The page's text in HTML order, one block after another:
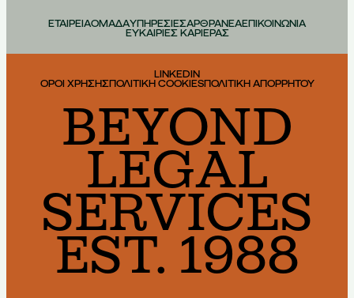
ΕΤΑΙΡΕΙΑΟΜΑΔΑΥΠΗΡΕΣΙΕΣΑΡΘΡΑΝΕΑΕΠΙΚΟΙΝΩΝΙΑ
ΕΥΚΑΙΡΙΕΣ ΚΑΡΙΕΡΑΣ
LINKEDIN
ΟΡΟΙ ΧΡΗΣΗΣΠΟΛΙΤΙΚΗ COOKIESΠΟΛΙΤΙΚΗ ΑΠΟΡΡΗΤΟΥ
BEYOND
LEGAL
SERVICES
EST. 1988